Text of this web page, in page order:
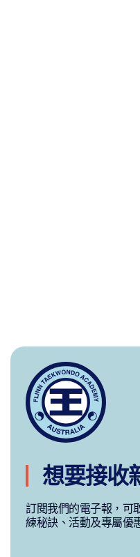
想要接收
訂閱我們的電子報，可
練秘訣、活動及專屬優